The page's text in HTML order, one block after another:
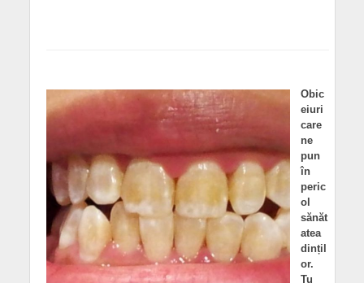
Obic
eiuri
care
ne
pun
în
peric
ol
sănăt
atea
dințil
or.
Tu